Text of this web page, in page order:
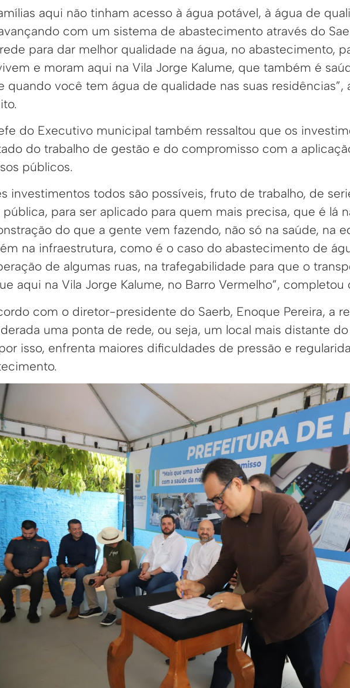
aqui não tinham acesso à água potável, à água de
com um sistema de abastecimento através do
para dar melhor qualidade na água, no abastecimento,
e moram aqui na Vila Jorge Kalume, que também é
quando você tem água de qualidade nas suas residências”,
do Executivo municipal também ressaltou que os
do trabalho de gestão e do compromisso com a
públicos.
investimentos todos são possíveis, fruto de trabalho, de
pública, para ser aplicado para quem mais precisa, que é lá
do que a gente vem fazendo, não só na saúde, na
na infraestrutura, como é o caso do abastecimento de
de algumas ruas, na trafegabilidade para que o
aqui na Vila Jorge Kalume, no Barro Vermelho”, completou
com o diretor-presidente do Saerb, Enoque Pereira, a
uma ponta de rede, ou seja, um local mais distante
isso, enfrenta maiores dificuldades de pressão e